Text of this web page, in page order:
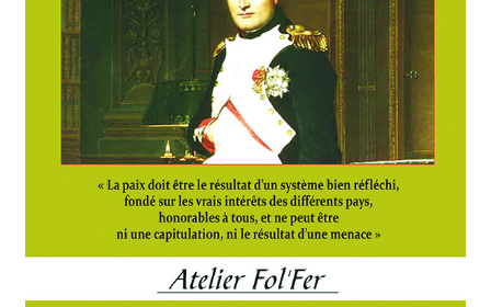
Login Customizer
Newsletter
Nous Contacter
Panier
Politique de confidentialité et cookies
Qui sommes-nous ?
Soutien à Philippe Randa